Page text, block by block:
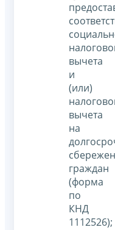
вычета
и
(или)
вычета
на
граждан
(форма
по
КНД
1112526);